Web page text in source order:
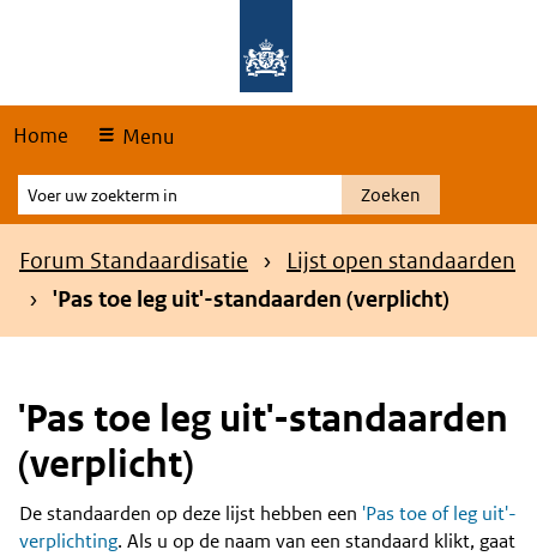
Home Menu
Voer
uw
zoekterm
Zoeken
Kruimelpad
Forum Standaardisatie
Lijst open standaarden
'Pas toe leg uit'-standaarden (verplicht)
'Pas toe leg uit'-standaarden
(verplicht)
Content
De standaarden op deze lijst hebben een 'Pas toe of leg uit'-
verplichting. Als u op de naam van een standaard klikt, gaat